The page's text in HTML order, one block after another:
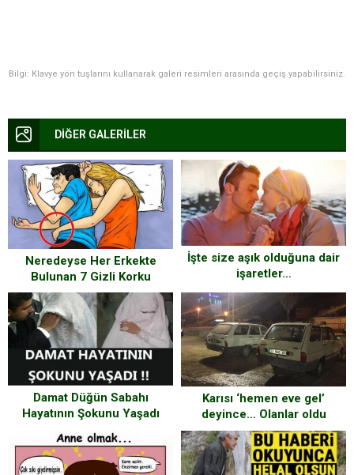
Bilgi: Klavye yön tuşlarını kullanarak galeri resimleri arasında geçiş yapabilirsiniz.
DİĞER GALERİLER
Neredeyse Her Erkekte
Bulunan 7 Gizli Korku
Sizlerle!
İşte size aşık olduğuna dair
işaretler…
Damat Düğün Sabahı
Hayatının Şokunu Yaşadı
Karısı ‘hemen eve gel’
deyince… Olanlar oldu